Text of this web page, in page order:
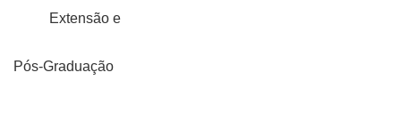
Extensão e
Pós-Graduação